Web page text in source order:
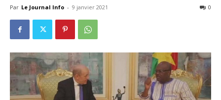
Par Le Journal Info - 9 janvier 2021 0